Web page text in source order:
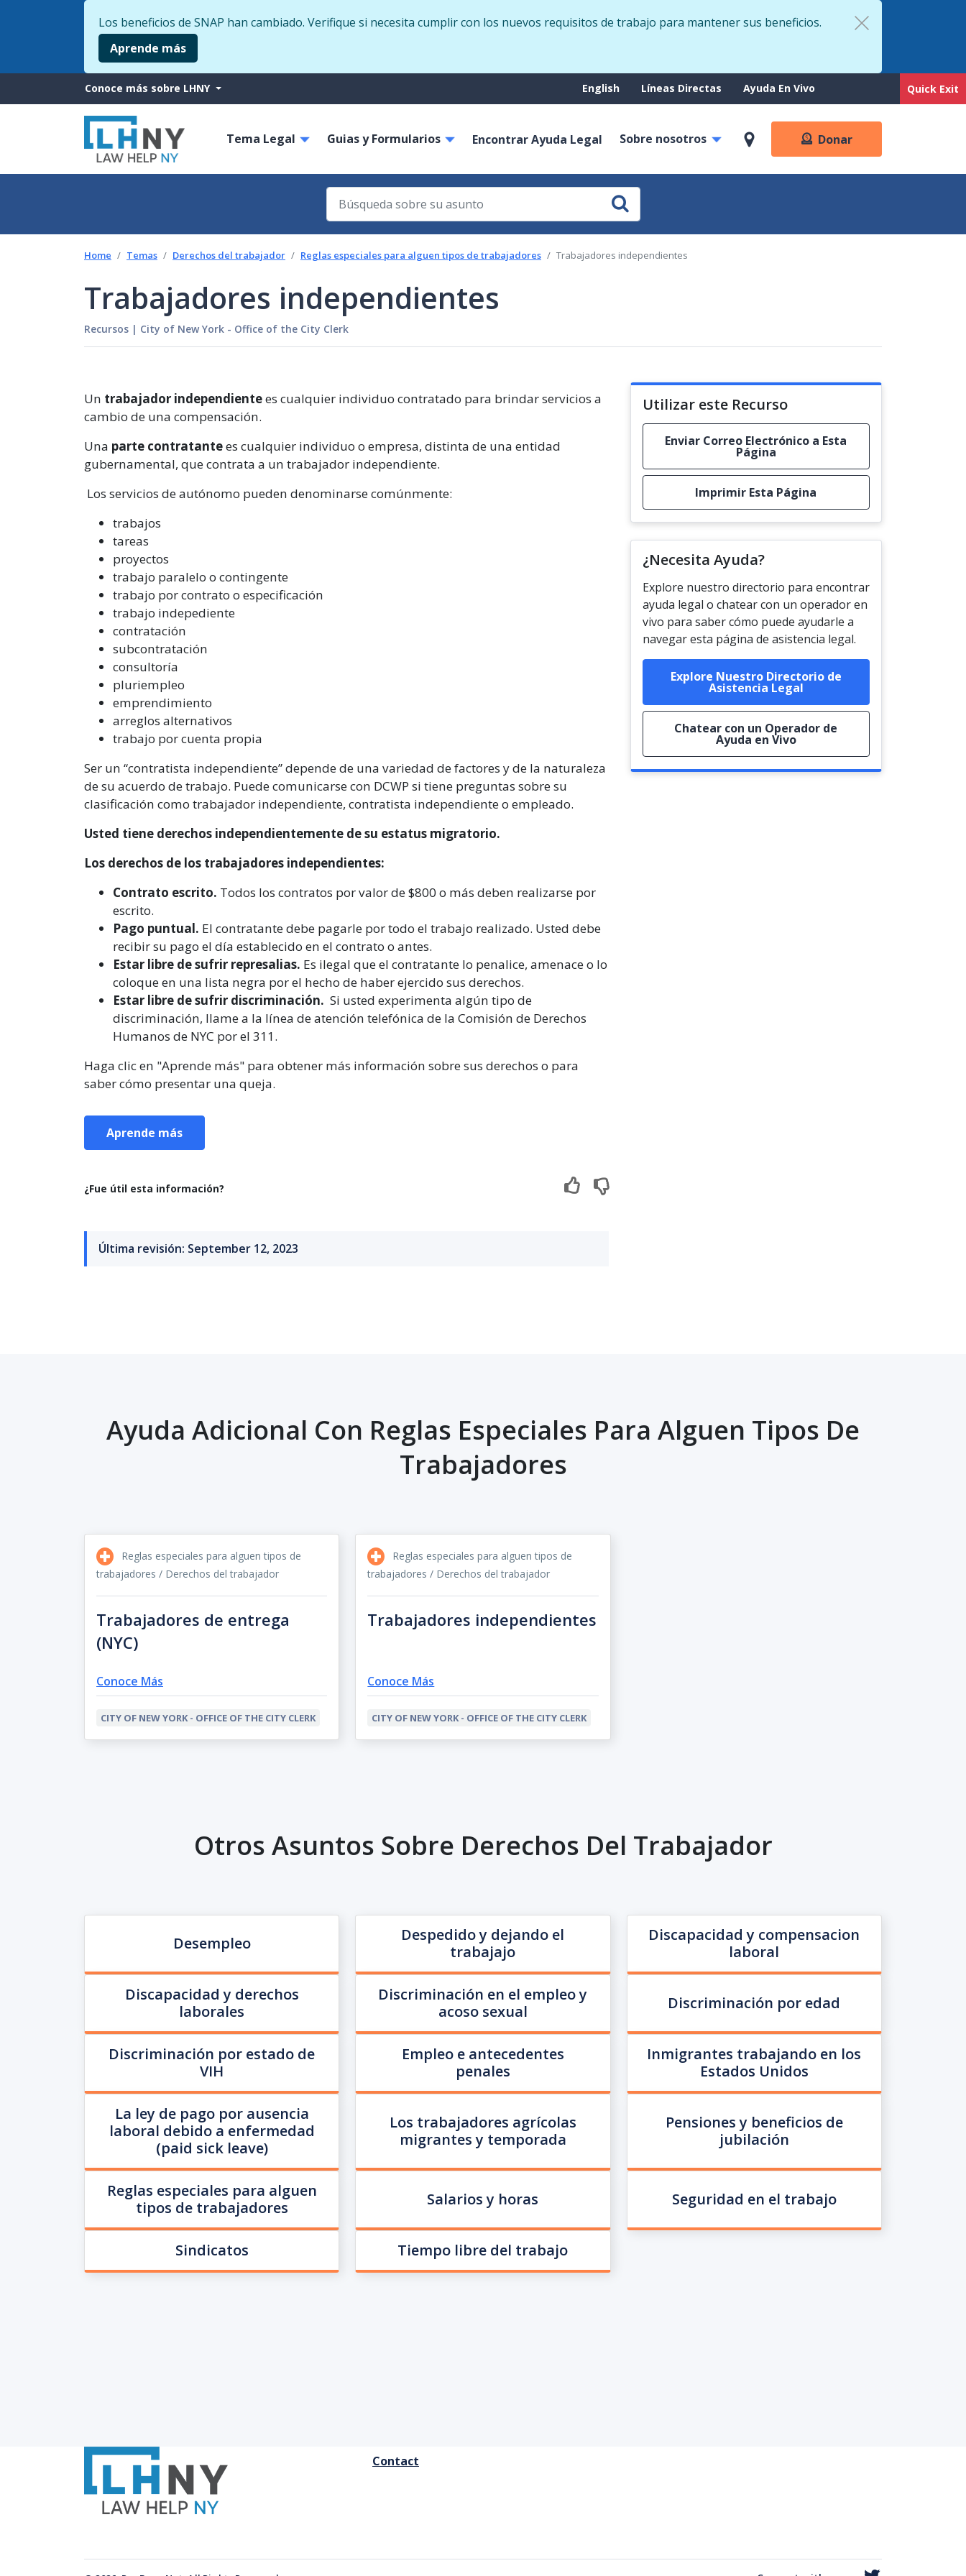
to
Quick Exit
Los beneficios de SNAP han cambiado. Verifique si necesita cumplir con los nuevos requisitos de trabajo para mantener sus beneficios.
Aprende más
More
from
LHNY
Conoce más sobre LHNY Support
English Líneas Directas Ayuda En Vivo
navigation
Tema Legal Guias y Formularios Encontrar Ayuda Legal Sobre nosotros Donar
Home Temas Derechos del trabajador Reglas especiales para alguen tipos de trabajadores Trabajadores independientes
Trabajadores independientes
Recursos | City of New York - Office of the City Clerk
Un trabajador independientees cualquier individuo contratado para brindar servicios a
cambio de una compensación.
Una parte contratantees cualquier individuo o empresa, distinta de una entidad
gubernamental, que contrata a un trabajador independiente.
Los servicios de autónomo pueden denominarse comúnmente:
trabajos
tareas
proyectos
trabajo paralelo o contingente
trabajo por contrato o especificación
trabajo indepediente
contratación
subcontratación
consultoría
pluriempleo
emprendimiento
arreglos alternativos
trabajo por cuenta propia
Ser un “contratista independiente” depende de una variedad de factores y de la naturaleza
de su acuerdo de trabajo. Puede comunicarse con DCWP si tiene preguntas sobre su
clasificación como trabajador independiente, contratista independiente o empleado.
Usted tiene derechos independientemente de su estatus migratorio.
Los derechos de los trabajadores independientes:
Contrato escrito. Todos los contratos por valor de $800 o más deben realizarse por
escrito.
Pago puntual. El contratante debe pagarle por todo el trabajo realizado. Usted debe
recibir su pago el día establecido en el contrato o antes.
Estar libre de sufrir represalias. Es ilegal que el contratante lo penalice, amenace o lo
coloque en una lista negra por el hecho de haber ejercido sus derechos.
Estar libre de sufrir discriminación. Si usted experimenta algún tipo de
discriminación, llame a la línea de atención telefónica de la Comisión de Derechos
Humanos de NYC por el 311.
Haga clic en "Aprende más" para obtener más información sobre sus derechos o para
saber cómo presentar una queja.
Aprende más
¿Fue útil esta información?
Última revisión: September 12, 2023
Utilizar este Recurso
Enviar Correo Electrónico a Esta
Página
Imprimir Esta Página
¿Necesita Ayuda?
Explore nuestro directorio para encontrar
ayuda legal o chatear con un operador en
vivo para saber cómo puede ayudarle a
navegar esta página de asistencia legal.
Explore Nuestro Directorio de
Asistencia Legal
Chatear con un Operador de
Ayuda en Vivo
Ayuda Adicional Con Reglas Especiales Para Alguen Tipos De
Trabajadores
Reglas especiales para alguen tipos de
trabajadores / Derechos del trabajador
Trabajadores de entrega
(NYC)
Conoce Más
CITY OF NEW YORK - OFFICE OF THE CITY CLERK
Reglas especiales para alguen tipos de
trabajadores / Derechos del trabajador
Trabajadores independientes
Conoce Más
CITY OF NEW YORK - OFFICE OF THE CITY CLERK
Otros Asuntos Sobre Derechos Del Trabajador
Desempleo
Despedido y dejando el
trabajajo
Discapacidad y compensacion
laboral
Discapacidad y derechos
laborales
Discriminación en el empleo y
acoso sexual
Discriminación por edad
Discriminación por estado de
VIH
Empleo e antecedentes
penales
Inmigrantes trabajando en los
Estados Unidos
La ley de pago por ausencia
laboral debido a enfermedad
(paid sick leave)
Los trabajadores agrícolas
migrantes y temporada
Pensiones y beneficios de
jubilación
Reglas especiales para alguen
tipos de trabajadores
Salarios y horas Seguridad en el trabajo
Sindicatos Tiempo libre del trabajo
FOOTER
Contact